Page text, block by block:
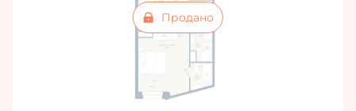
Продано